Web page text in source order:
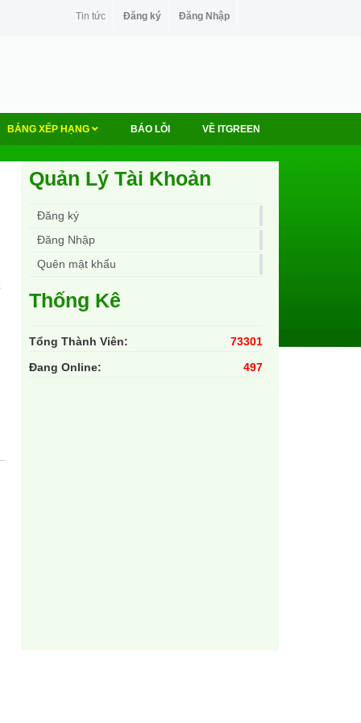
Tin tức Đăng ký Đăng Nhập
BẢNG XẾP HẠNG BÁO LỖI VỀ ITGREEN
Quản Lý Tài Khoản
Đăng ký
Đăng Nhập
Quên mật khẩu
Thống Kê
Tổng Thành Viên:
73301
Đang Online:
497